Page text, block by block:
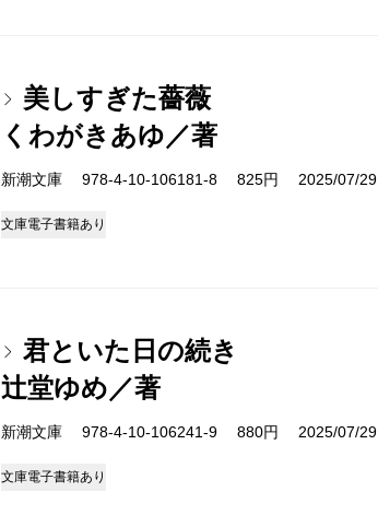
美しすぎた薔薇
くわがきあゆ／著
新潮文庫 978-4-10-106181-8 825円 2025/07/29
文庫電子書籍あり
君といた日の続き
辻堂ゆめ／著
新潮文庫 978-4-10-106241-9 880円 2025/07/29
文庫電子書籍あり